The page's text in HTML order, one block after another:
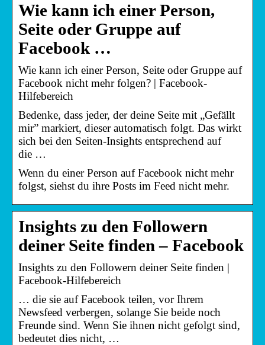
Wie kann ich einer Person,
Seite oder Gruppe auf
Facebook …
Wie kann ich einer Person, Seite oder Gruppe auf
Facebook nicht mehr folgen? | Facebook-
Hilfebereich
Bedenke, dass jeder, der deine Seite mit „Gefällt
mir” markiert, dieser automatisch folgt. Das wirkt
sich bei den Seiten-Insights entsprechend auf
die …
Wenn du einer Person auf Facebook nicht mehr
folgst, siehst du ihre Posts im Feed nicht mehr.
Insights zu den Followern
deiner Seite finden – Facebook
Insights zu den Followern deiner Seite finden |
Facebook-Hilfebereich
… die sie auf Facebook teilen, vor Ihrem
Newsfeed verbergen, solange Sie beide noch
Freunde sind. Wenn Sie ihnen nicht gefolgt sind,
bedeutet dies nicht, …